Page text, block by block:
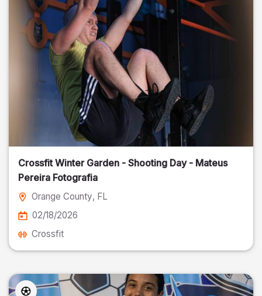
Crossfit Winter Garden - Shooting Day - Mateus
Pereira Fotografia
Orange County, FL
02/18/2026
Crossfit